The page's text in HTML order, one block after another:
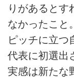
りがあるとす
なかったこと
ピッチに立つ
代表に初選出
実感は新たな